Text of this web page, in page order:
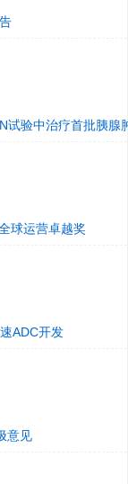
试验中治疗首批胰腺
球运营卓越奖
ADC开发
意见